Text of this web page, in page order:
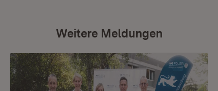
Weitere Meldungen